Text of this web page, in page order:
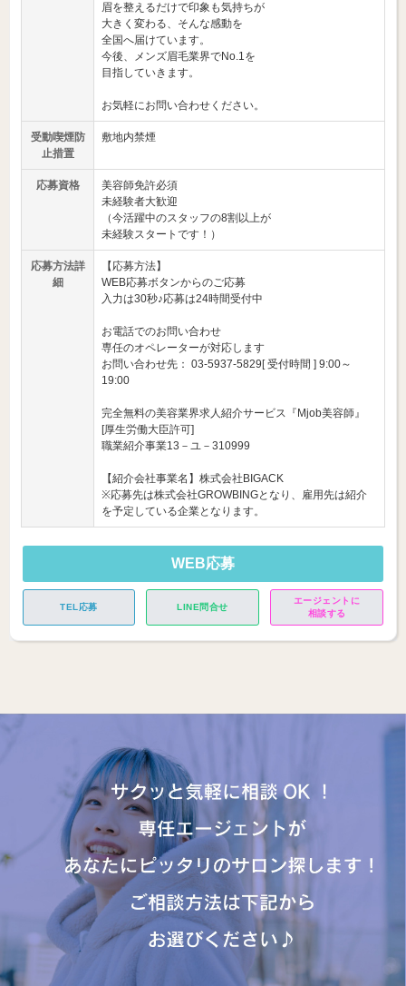
眉を整えるだけで印象も気持ちが
大きく変わる、そんな感動を
全国へ届けています。
今後、メンズ眉毛業界でNo.1を
目指していきます。
お気軽にお問い合わせください。
受動喫煙防
止措置
敷地内禁煙
応募資格
美容師免許必須
未経験者大歓迎
（今活躍中のスタッフの8割以上が
未経験スタートです！）
応募方法詳
細
【応募方法】
WEB応募ボタンからのご応募
入力は30秒♪応募は24時間受付中
お電話でのお問い合わせ
専任のオペレーターが対応します
お問い合わせ先： 03-5937-5829[ 受付時間 ] 9:00～
19:00
完全無料の美容業界求人紹介サービス『Mjob美容師』
[厚生労働大臣許可]
職業紹介事業13－ユ－310999
【紹介会社事業名】株式会社BIGACK
※応募先は株式会社GROWBINGとなり、雇用先は紹介
を予定している企業となります。
WEB応募
TEL応募 LINE問合せ
エージェントに
相談する